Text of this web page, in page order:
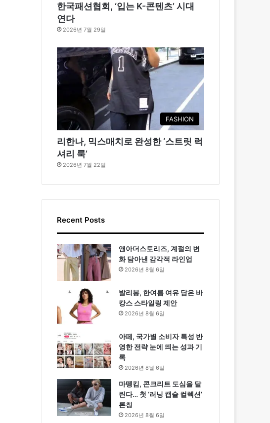
한국패션협회, ‘입는 K-콘텐츠’ 시대
연다
2026년 7월 29일
FASHION
리한나, 믹스매치로 완성한 ‘스트릿 럭
셔리 룩’
2026년 7월 22일
Recent Posts
앤아더스토리즈, 계절의 변
화 담아낸 감각적 라인업
2026년 8월 6일
발리봉, 한여름 여유 담은 바
캉스 스타일링 제안
2026년 8월 6일
아떼, 국가별 소비자 특성 반
영한 전략 눈에 띄는 성과 기
록
2026년 8월 6일
마뗑킴, 콘크리트 도심을 달
린다… 첫 ‘러닝 캡슐 컬렉션’
론칭
2026년 8월 6일